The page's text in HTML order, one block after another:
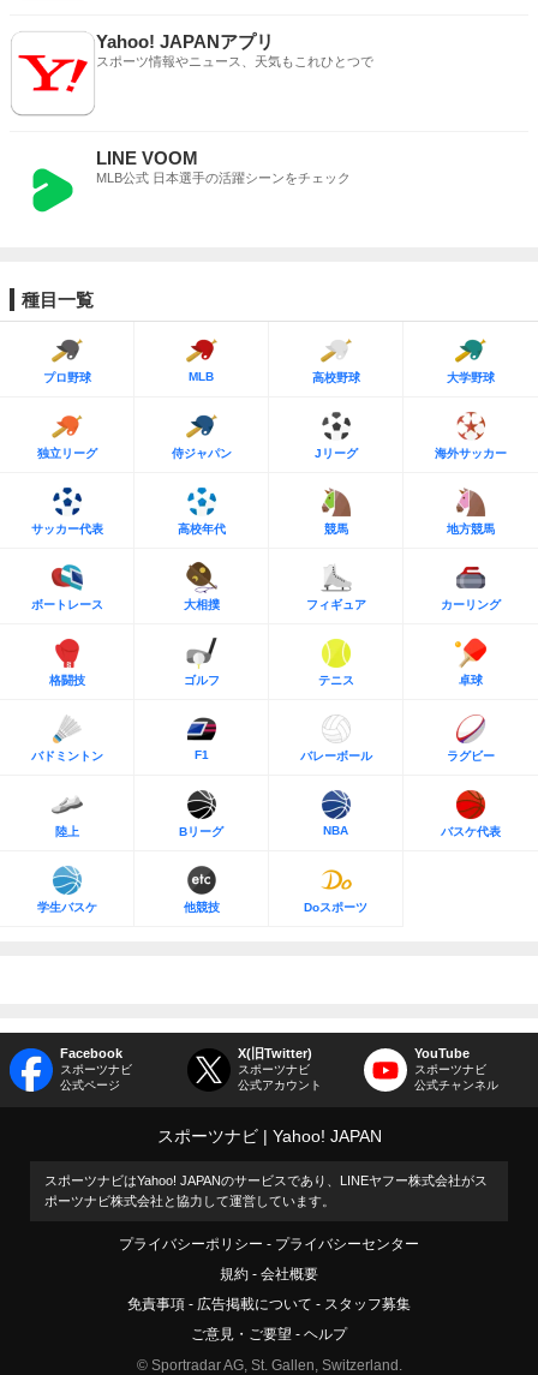
Yahoo! JAPANアプリ
スポーツ情報やニュース、天気もこれひとつで
LINE VOOM
MLB公式 日本選手の活躍シーンをチェック
種目一覧
プロ野球 MLB 高校野球 大学野球
独立リーグ 侍ジャパン Jリーグ 海外サッカー
サッカー代表 高校年代 競馬 地方競馬
ボートレース 大相撲 フィギュア カーリング
格闘技 ゴルフ テニス 卓球
バドミントン F1 バレーボール ラグビー
陸上 Bリーグ NBA バスケ代表
学生バスケ 他競技 Doスポーツ
Facebook
スポーツナビ
公式ページ
X(旧Twitter)
スポーツナビ
公式アカウント
YouTube
スポーツナビ
公式チャンネル
スポーツナビ Yahoo! JAPAN
スポーツナビはYahoo! JAPANのサービスであり、LINEヤフー株式会社がス
ポーツナビ株式会社と協力して運営しています。
プライバシーポリシー
プライバシーセンター
規約
会社概要
免責事項
広告掲載について
スタッフ募集
ご意見・ご要望
ヘルプ
© Sportradar AG, St. Gallen, Switzerland.